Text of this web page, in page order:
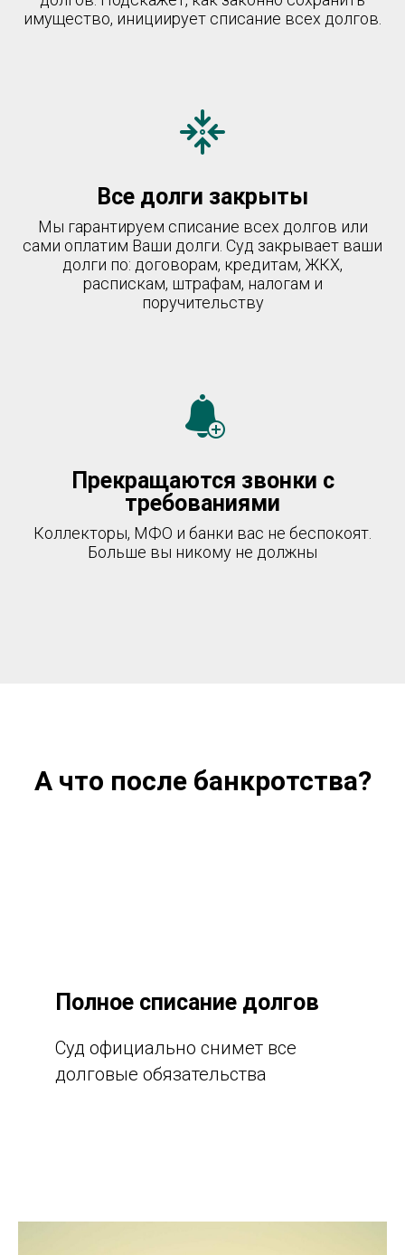
имущество, инициирует списание всех долгов.
Все долги закрыты
Мы гарантируем списание всех долгов или
сами оплатим Ваши долги. Суд закрывает ваши
долги по: договорам, кредитам, ЖКХ,
распискам, штрафам, налогам и
поручительству
Прекращаются звонки с
требованиями
Коллекторы, МФО и банки вас не беспокоят.
Больше вы никому не должны
А что после банкротства?
Полное списание долгов
Суд официально снимет все
долговые обязательства